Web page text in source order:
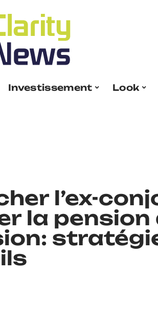
Investissement Look
l’ex-
la pension